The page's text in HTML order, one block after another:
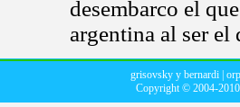
desembarco el
argentina al ser
grisovsky y bernardi|
Copyright © 2004-